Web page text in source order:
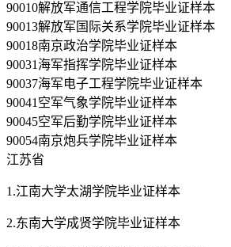
90010解放军通信工程学院毕业证样本
90013解放军国际关系学院毕业证样本
90018南京政治学院毕业证样本
90031海军指挥学院毕业证样本
90037海军电子工程学院毕业证样本
90041空军气象学院毕业证样本
90045空军后勤学院毕业证样本
90054南京炮兵学院毕业证样本
江苏省
1.江南大学太湖学院毕业证样本
2.东南大学成贤学院毕业证样本